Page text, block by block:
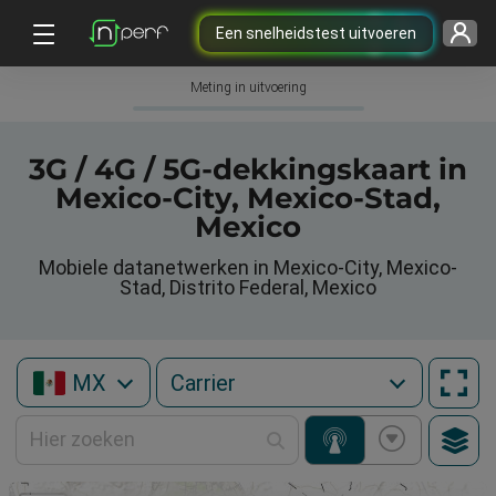
Een snelheidstest uitvoeren
Meting in uitvoering
3G / 4G / 5G-dekkingskaart in
Mexico-City, Mexico-Stad,
Mexico
Mobiele datanetwerken in Mexico-City, Mexico-
Stad, Distrito Federal, Mexico
MX